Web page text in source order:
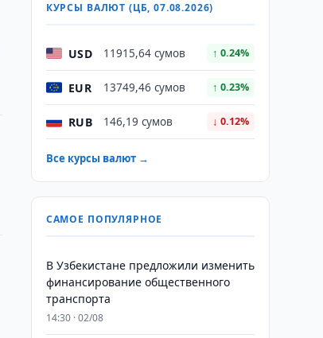
КУРСЫ ВАЛЮТ (ЦБ, 07.08.2026)
USD 11915,64 сумов ↑ 0.24%
EUR 13749,46 сумов ↑ 0.23%
RUB 146,19 сумов ↓ 0.12%
Все курсы валют →
САМОЕ ПОПУЛЯРНОЕ
В Узбекистане предложили изменить
финансирование общественного
транспорта
14:30 · 02/08